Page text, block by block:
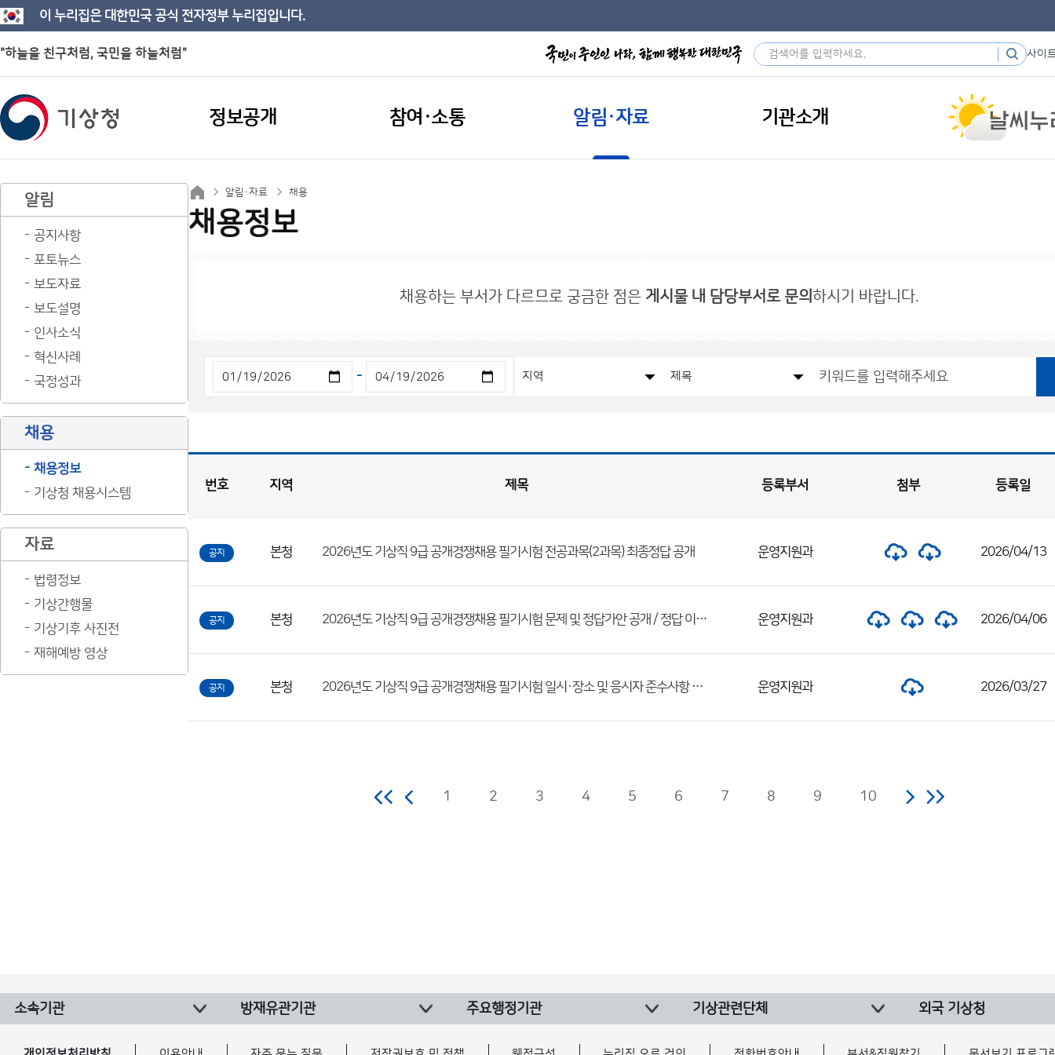
이 누리집은 대한민국 공식 전자정부 누리집입니다.
"하늘을 친구처럼, 국민을 하늘처럼" 사이
정보공개 참여·소통 알림·자료 기관소개
알림
공지사항
포토뉴스
보도자료
보도설명
인사소식
혁신사례
국정성과
채용
채용정보
기상청 채용시스템
자료
법령정보
기상간행물
기상기후 사진전
재해예방 영상
알림·자료 채용
채용정보
채용하는 부서가 다르므로 궁금한 점은 게시물 내 담당부서로 문의하시기 바랍니다.
-
시
판
로
등
록
번호 지역 제목 등록부서 첨부 등록일
공지 본청 2026년도 기상직 9급 공개경쟁채용 필기시험 전공과목(2과목) 최종정답 공개 운영지원과 2026/04/13
공지 본청 2026년도 기상직 9급 공개경쟁채용 필기시험 문제 및 정답가안 공개 / 정답 이의제기 안내 운영지원과 2026/04/06
공지 본청 2026년도 기상직 9급 공개경쟁채용 필기시험 일시·장소 및 응시자 준수사항 공고 운영지원과 2026/03/27
1 2 3 4 5 6 7 8 9 10
소속기관 방재유관기관 주요행정기관 기상관련단체 외국 기상청